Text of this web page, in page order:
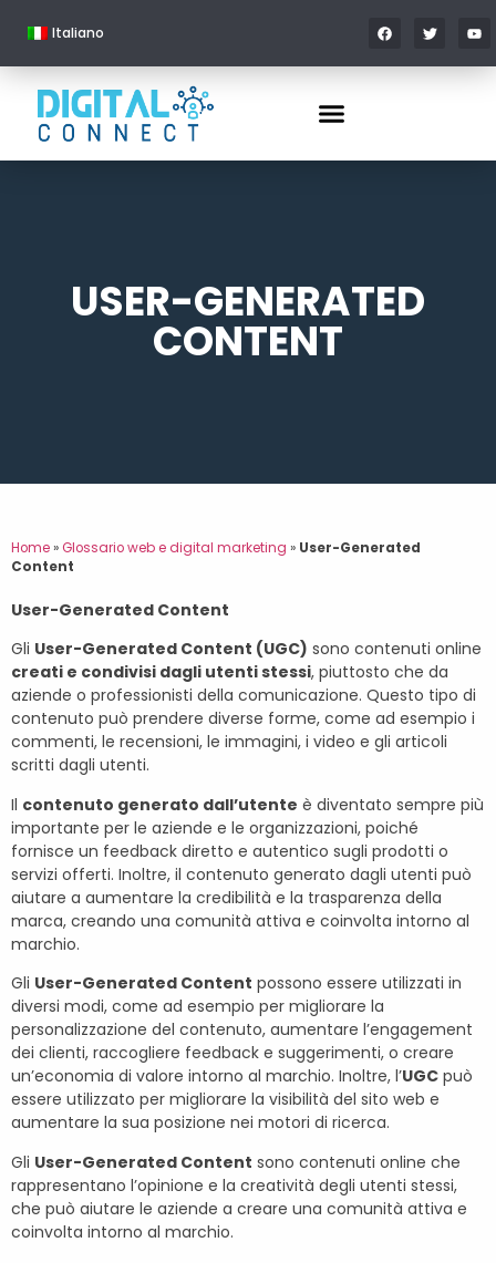
Italiano
USER-GENERATED
CONTENT
Home»Glossario web e digital marketing » User-Generated
Content
User-Generated Content
Gli User-Generated Content (UGC) sono contenuti online
creati e condivisi dagli utenti stessi, piuttosto che da
aziende o professionisti della comunicazione. Questo tipo di
contenuto può prendere diverse forme, come ad esempio i
commenti, le recensioni, le immagini, i video e gli articoli
scritti dagli utenti.
Il contenuto generato dall’utente è diventato sempre più
importante per le aziende e le organizzazioni, poiché
fornisce un feedback diretto e autentico sugli prodotti o
servizi offerti. Inoltre, il contenuto generato dagli utenti può
aiutare a aumentare la credibilità e la trasparenza della
marca, creando una comunità attiva e coinvolta intorno al
marchio.
Gli User-Generated Content possono essere utilizzati in
diversi modi, come ad esempio per migliorare la
personalizzazione del contenuto, aumentare l’engagement
dei clienti, raccogliere feedback e suggerimenti, o creare
un’economia di valore intorno al marchio. Inoltre, l’UGC può
essere utilizzato per migliorare la visibilità del sito web e
aumentare la sua posizione nei motori di ricerca.
Gli User-Generated Content sono contenuti online che
rappresentano l’opinione e la creatività degli utenti stessi,
che può aiutare le aziende a creare una comunità attiva e
coinvolta intorno al marchio.